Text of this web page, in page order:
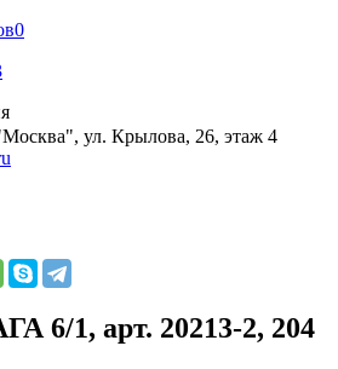
0
ул. Крылова, 26, этаж 4
6/1, арт. 20213-2, 204